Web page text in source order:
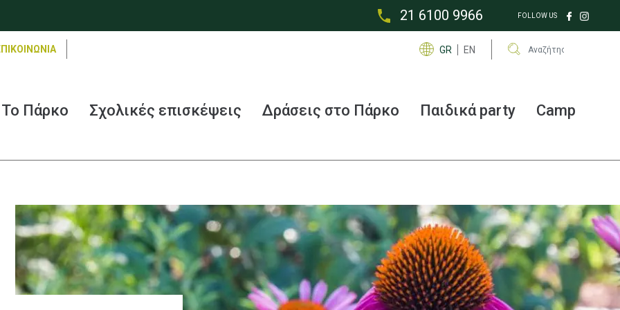
FOLLOW US
21 6100 9966
GR EN Αναζήτηση
Το Πάρκο Σχολικές επισκέψεις Δράσεις στο Πάρκο Παιδικά party Camp